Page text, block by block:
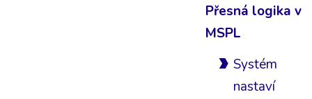
Přesná logika v
MSPL
Systém
nastaví